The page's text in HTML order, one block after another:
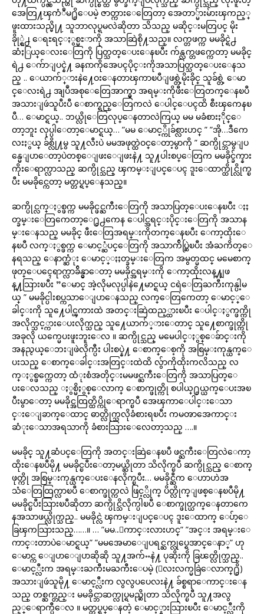
အေတြ႔ၾကံဳမ႐ွိေပမဲ့ ဇာတ္ကားေတြေတာ့ အေတာ္မ်ားမ်ားၾကည့္
ဖူးထားသည္မို႔ သူဘာလုပ္ရမလဲဆိုတာ သိသည္ မဆိုင္းမတြပင္ မိုး
ခိုု္င္ရဲ႕ ေရႊရင္ႏွစ္မႊာကို အသာဆြဲစို႔သည္။ လက္တဖက္က မမခိုင္ရဲ႕
ဆံႏြယ္ေလးေတြကို ပြတ္သတ္ေပးေနၿပီး က်န္လက္တဖက္ကေတာ့ မမခိုင္
ရဲ႕ ေက်ာျပင္နဲ႔ ခနၵာကိုအေပၚပိုင္းကိုအသာပြတ္သတ္ေပးေနသ
ည္ .. ေယာက်္ားနဲ႔ေဝးေနတာၾကာၿပီျဖစ္တဲ့မိုးခိုင္ သူခ်စ္တဲ့ ေမာ
င္ေလးရဲ႕ အျပဳအစုေတြေအာက္မွာ အရမ္းကိုဖီးေတြတက္ေနၿပီ
အသားျဖဴသူပီးပီ ေစာက္ရည္ေတြကလဲ ေပါင္ေပၚထိ စီးၾကေနၿ
ပီ… ေမာင္ရယ္.. ဘယ္လိုေတြလုပ္ေနတာလဲကြယ္ မမ မခံစားႏိုင္ေ
တာ့ဘူး လုပ္ပါေတာ့ေမာင္ရယ္… ”မမ ေမာင့္ကိုခ်စ္လားဟင္ ” ”အို…ဒီကေ
လးႏွယ္ ခ်စ္လို႔မွ သူ႔လီးပဲ မမအဖုတ္ထဲဝင္ေတာ့မွာကို ” ဆက္ပိုင္ဘာမွျပ
န္မေျပာေတာ့ပဲတစ္ေျဖးေျဖးနဲ႔ သူ႔ပါးစပ္ေတြက မမခိုင္ခ်က္နား
ကိုးေရာက္လာသည္ ဆက္ပိုင္သည္ ၾကမ္းျပင္ေပၚ ဒူးေထာက္ထိုင္လိုက္ၿ
ပီး မမခိုင္ကေတာ့ မတ္တပ္ရပ္ေနသည္။
ဆက္ပိုင္လက္ႏွစ္ဖက္က မမခိုင္ဖင္ႀကီးေတြကို အသာပြတ္ေပးေနၿပီး ႏႈ
တ္ခမ္းေတြကေတာ့ေ႐ွ႕ကေန ေပါင္အရင္းပိုင္းေတြကို အသာန
မ္းေနသည္ မမခိုင္ ဖီးေတြအရမ္းကိုတက္ေနၿပီး ေကာ့ထိုးေ
နၿပီ လက္ႏွစ္ဖက္က ေမာင့္ဆံပင္ေတြကို အသာက်ိပ္ဆြဲၿပီး အံႀကိတ္ေ
နရသည္ ေနာက္ဆံုး ေမာင့္ႏႈတ္ခမ္းေတြက အမွတ္မထင္ မမေစာက္
ဖုတ္ေပၚေရာက္လာခ်ိန္မွာေတာ့ မမခိုင္အရမ္းကို ေကာ့ထိုးလန္႔ျဖ
န္႔သြားၿပီး ”ေမာင္ အဲ့လိုမလုပ္ပါနဲ႔ေမာင္ရယ္ ငရဲေတြႀကီးကုန္ပါ့မ
ယ္ ” မမခိုင္ပါးစပ္ကသာေျပာေနသည္ လက္ေတြကေတာ့ ေမာင့္ေ
ခါင္းကို သူ႔ေပါင္ၾကားထဲ အတင္းဆြဲထည့္ထားၿပီး ေပါင္ႏွက္ဖက္ကို
အလိုက္သင့္ကားေပးလိုက္သည္ သူ႔ေယာက်္ားေတာင္ သူ႔ေစာက္ဖုတ္ကို
အခုလို ယက္မေပးဖူးဘူးေလ ။ ဆက္ပိုင္သည္ မမေပါင္ႏွစ္ေခ်ာင္းကို
အနည္ငယ္ေဘးျဖဲလိုက္ပီး ပါးစပ္နဲ႔ ေစာက္ေစ့ကို အစြမ္းကုန္ယက္ေ
ပးသည္ ေစာက္ေခါင္းအတြင္းထဲထိ လွ်ာကိုထိုးကလိသည္ လ
က္ႏွစ္ဖက္ကေတာ့ ထံုးစံအတိုင္းမမဖင္ႀကီးေတြကို အသာပြတ္ေ
ပးေလသည္ ႏွစ္မိႏွစ္ေလာက္ ေစာက္ဖုတ္ကို စပါယ္႐ွယ္ယက္ေပးအၿ
ပီးမွာေတာ့ မမခိုင္အထြတ္ထိပ္ကိုေရာက္ၿပီ အေၾကာေပါင္းေသာ
င္းေျခာက္ေထာင္ ဓာတ္လိုက္သလိုခံစားရၿပီး ကမၻာအေကာင္း
ဆံုးေသာအရသာကို ခံစားသြားေလေတာ့သည္ ….။
မမခိုင္ သူ႔ဆံပင္ေတြကို အတင္းဆြဲေနၿပီ ဖင္ႀကီးေတြလဲေကာ့
ထိုးေနၿပီမို႔ မမခိုင္ၿပီးေတာ့မယ္ဆိုတာ သိလိုက္ၿပီ ဆက္ပိုင္သည္ ေစာက္
ဖုတ္ကို အစြမ္းကုန္ယက္ေပးေနလိုက္ၿပီး… မမခိုင္ဆီက ေဟာဟဲအ
သံေတြထြက္လာၿပီ ေစာက္ဖုတ္ကလဲ ဖြင့္လိုက္ ပိတ္လိုက္ျဖစ္ေနၿပီမို႔
မမခိုင္ၿပီးသြားၿပီဆိုတာ ဆက္ပိုင္သိလိုက္ပါၿပီ ေစာက္ဖုတ္ယက္ေနတာကေ
နအသာဖယ္လိုက္သည္.. မမခိုင္လဲ ၾကမ္းျပင္ေပၚ ဒူးေထာက္ ေပ်ာ့ေ
ခြၾကသြားသည္……။ … ”မမ..ေကာင္းလားဟင္” ”အင္း အရမ္းေ
ကာင္းတာပဲေမာင္ရယ္” ”မမအေမာေျပရင္ဆက္လုပ္ရေအာင္ေနာ္” ဟု
ေမာင္က ေျပာေျပာဆိုဆို သူ႔အက်ႌနဲ႔ ပုဆိုးကို ခြၽတ္လိုက္သည္..
ေမာင့္လီးက အရမ္းႀကီးမႀကီးေပမဲ့ (ေလးလက္မခြဲေလာက္႐ွိ)
အသားျဖဴသူမို႔ ေမာင့္လီးက လွလွပပေလးနဲ႔ ခ်စ္စရာေကာင္းေန
သည္ တစ္ဆက္တည္း မမခိုင္ဘာဆက္လုပ္ရမည္ဆိုတာ သိလိုက္ၿပီ သူ႔အလွ
ည့္ေရာက္ပီေလ ။ မတ္တပ္ရပ္ေနတဲ့ ေမာင့္နားသြားၿပီး ေမာင့္လီးကို